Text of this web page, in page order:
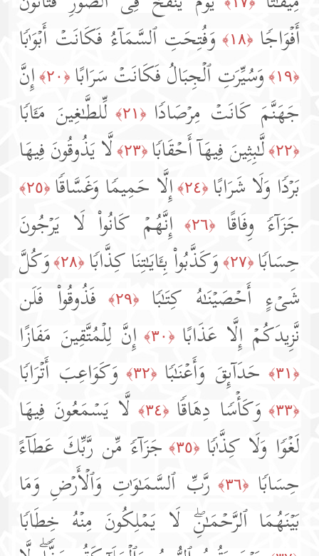
أَفۡوَاجࣰا ﴿١٨﴾ وَفُتِحَتِ ٱلسَّمَاۤءُ فَكَانَتۡ أَبۡوَ ٰ⁠بࣰا
﴿١٩﴾ وَسُیِّرَتِ ٱلۡجِبَالُ فَكَانَتۡ سَرَابًا ﴿٢٠﴾
إِنَّ
جَهَنَّمَ كَانَتۡ مِرۡصَادࣰا ﴿٢١﴾ لِّلطَّـٰغِینَ مَـَٔابࣰا
﴿٢٢﴾ لَّـٰبِثِینَ فِیهَاۤ أَحۡقَابࣰا ﴿٢٣﴾
لَّا یَذُوقُونَ فِیهَا
بَرۡدࣰا وَلَا شَرَابًا ﴿٢٤﴾ إِلَّا حَمِیمࣰا وَغَسَّاقࣰا ﴿٢٥﴾
جَزَاۤءࣰ وِفَاقًا ﴿٢٦﴾
إِنَّهُمۡ كَانُوا۟ لَا یَرۡجُونَ
حِسَابࣰا ﴿٢٧﴾ وَكَذَّبُوا۟ بِـَٔایَـٰتِنَا كِذَّابࣰا ﴿٢٨﴾
وَكُلَّ
شَیۡءٍ أَحۡصَیۡنَـٰهُ كِتَـٰبࣰا
﴿٢٩﴾
فَذُوقُوا۟ فَلَن
نَّزِیدَكُمۡ إِلَّا عَذَابًا ﴿٣٠﴾ إِنَّ لِلۡمُتَّقِینَ مَفَازًا
﴿٣١﴾ حَدَاۤىِٕقَ وَأَعۡنَـٰبࣰا ﴿٣٢﴾ وَكَوَاعِبَ أَتۡرَابࣰا
﴿٣٣﴾ وَكَأۡسࣰا دِهَاقࣰا ﴿٣٤﴾
لَّا یَسۡمَعُونَ فِیهَا
لَغۡوࣰا وَلَا كِذَّ ٰ⁠بࣰا ﴿٣٥﴾
جَزَاۤءࣰ مِّن رَّبِّكَ عَطَاۤءً
حِسَابࣰا ﴿٣٦﴾
رَّبِّ ٱلسَّمَـٰوَ ٰ⁠تِ وَٱلۡأَرۡضِ وَمَا
بَیۡنَهُمَا ٱلرَّحۡمَـٰنِۖ لَا یَمۡلِكُونَ مِنۡهُ خِطَابࣰا